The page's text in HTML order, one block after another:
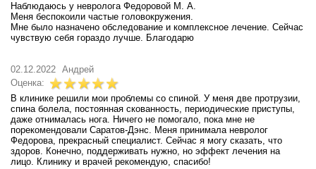
Наблюдаюсь у невролога Федоровой М. А.
Меня беспокоили частые головокружения.
Мне было назначено обследование и комплексное лечение. Сейчас
чувствую себя гораздо лучше. Благодарю
02.12.2022 Андрей
Оценка:
В клинике решили мои проблемы со спиной. У меня две протрузии,
спина болела, постоянная скованность, периодические приступы,
даже отнималась нога. Ничего не помогало, пока мне не
порекомендовали Саратов-Дэнс. Меня принимала невролог
Федорова, прекрасный специалист. Сейчас я могу сказать, что
здоров. Конечно, поддерживать нужно, но эффект лечения на
лицо. Клинику и врачей рекомендую, спасибо!